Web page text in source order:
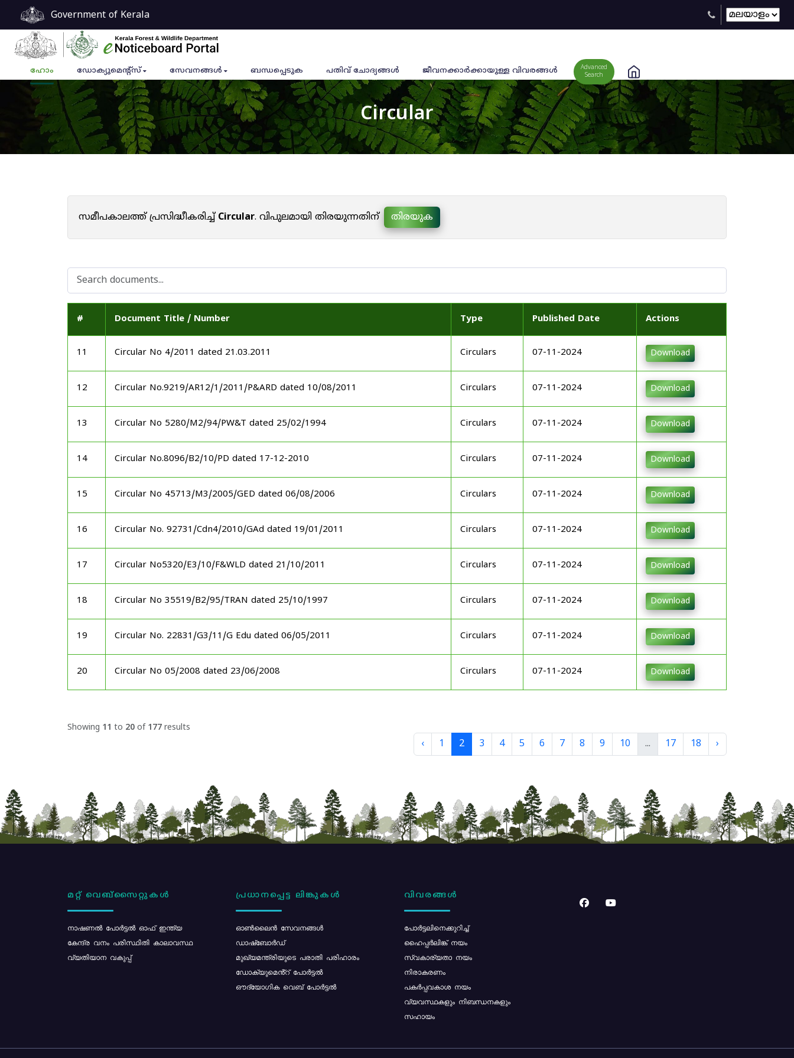
Government of Kerala
ഹോം ഡോക്യുമെൻ്റ്സ് സേവനങ്ങൾ ബന്ധപ്പെടുക പതിവ് ചോദ്യങ്ങൾ ജീവനക്കാര്‍ക്കായുള്ള വിവരങ്ങള്‍
Advanced
Search
Circular
സമീപകാലത്ത് പ്രസിദ്ധീകരിച്ച്Circular. വിപുലമായി തിരയുന്നതിന് തിരയുക
# Document Title / Number Type Published Date Actions
11 Circular No 4/2011 dated 21.03.2011 Circulars 07-11-2024 Download
12 Circular No.9219/AR12/1/2011/P&ARD dated 10/08/2011 Circulars 07-11-2024 Download
13 Circular No 5280/M2/94/PW&T dated 25/02/1994 Circulars 07-11-2024 Download
14 Circular No.8096/B2/10/PD dated 17-12-2010 Circulars 07-11-2024 Download
15 Circular No 45713/M3/2005/GED dated 06/08/2006 Circulars 07-11-2024 Download
16 Circular No. 92731/Cdn4/2010/GAd dated 19/01/2011 Circulars 07-11-2024 Download
17 Circular No5320/E3/10/F&WLD dated 21/10/2011 Circulars 07-11-2024 Download
18 Circular No 35519/B2/95/TRAN dated 25/10/1997 Circulars 07-11-2024 Download
19 Circular No. 22831/G3/11/G Edu dated 06/05/2011 Circulars 07-11-2024 Download
20 Circular No 05/2008 dated 23/06/2008 Circulars 07-11-2024 Download
Showing 11 to 20 of 177 results
‹ 1 2 3 4 5 6 7 8 9 10 ... 17 18 ›
മറ്റ് വെബ്സൈറ്റുകൾ
നാഷണൽ പോർട്ടൽ ഓഫ് ഇന്ത്യ
കേന്ദ്ര വനം പരിസ്ഥിതി കാലാവസ്ഥ
വ്യതിയാന വകുപ്പ്
പ്രധാനപ്പെട്ട ലിങ്കുകൾ
ഓൺലൈൻ സേവനങ്ങൾ
ഡാഷ്ബോർഡ്
മുഖ്യമന്ത്രിയുടെ പരാതി പരിഹാരം
ഡോക്യുമെൻ്റ് പോർട്ടൽ
ഔദ്യോഗിക വെബ് പോർട്ടൽ
വിവരങ്ങൾ
പോര്‍ട്ടലിനെക്കുറിച്ച്
ഹൈപ്പർലിങ്ക് നയം
സ്വകാര്യതാ നയം
നിരാകരണം
പകർപ്പവകാശ നയം
വ്യവസ്ഥകളും നിബന്ധനകളും
സഹായം